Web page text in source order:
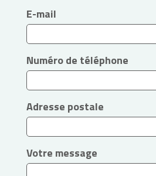
E-mail
Numéro de téléphone
Adresse postale
Votre message